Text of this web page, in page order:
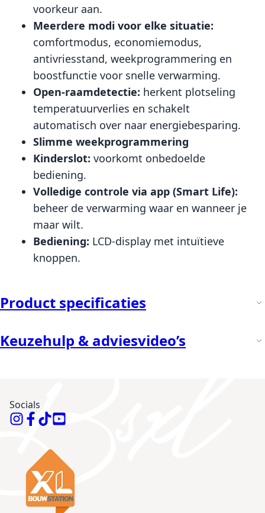
voorkeur aan.
Meerdere modi voor elke situatie:
comfortmodus, economiemodus,
antivriesstand, weekprogrammering en
boostfunctie voor snelle verwarming.
Open-raamdetectie: herkent plotseling
temperatuurverlies en schakelt
automatisch over naar energiebesparing.
Slimme weekprogrammering
Kinderslot: voorkomt onbedoelde
bediening.
Volledige controle via app (Smart Life):
beheer de verwarming waar en wanneer je
maar wilt.
Bediening: LCD-display met intuïtieve
knoppen.
Product specificaties
Keuzehulp & adviesvideo’s
Socials